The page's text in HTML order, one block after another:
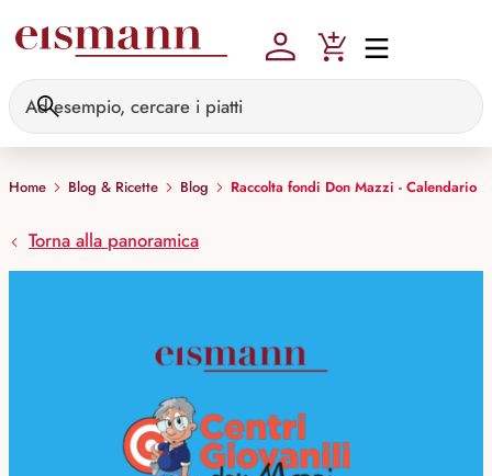
Home Blog & Ricette Blog Raccolta fondi Don Mazzi - Calendario
Torna alla panoramica